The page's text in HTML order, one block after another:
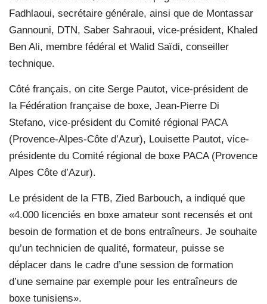
Fadhlaoui, secrétaire générale, ainsi que de Montassar
Gannouni, DTN, Saber Sahraoui, vice-président, Khaled
Ben Ali, membre fédéral et Walid Saïdi, conseiller
technique.
Côté français, on cite Serge Pautot, vice-président de
la Fédération française de boxe, Jean-Pierre Di
Stefano, vice-président du Comité régional PACA
(Provence-Alpes-Côte d’Azur), Louisette Pautot, vice-
présidente du Comité régional de boxe PACA (Provence
Alpes Côte d’Azur).
Le président de la FTB, Zied Barbouch, a indiqué que
«4.000 licenciés en boxe amateur sont recensés et ont
besoin de formation et de bons entraîneurs. Je souhaite
qu’un technicien de qualité, formateur, puisse se
déplacer dans le cadre d’une session de formation
d’une semaine par exemple pour les entraîneurs de
boxe tunisiens».